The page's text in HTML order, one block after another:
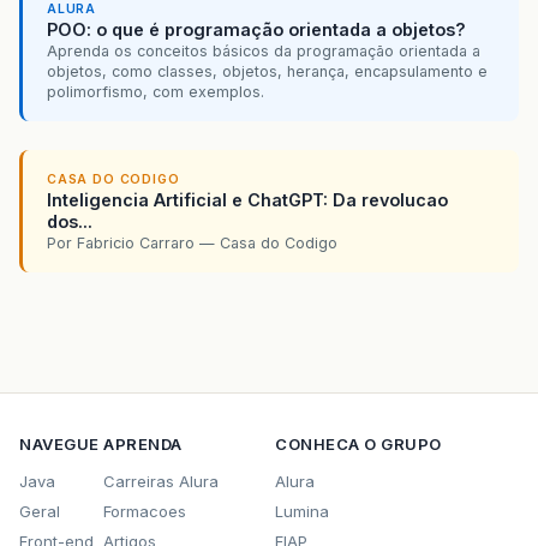
ALURA
POO: o que é programação orientada a objetos?
Aprenda os conceitos básicos da programação orientada a
objetos, como classes, objetos, herança, encapsulamento e
polimorfismo, com exemplos.
CASA DO CODIGO
Inteligencia Artificial e ChatGPT: Da revolucao
dos...
Por Fabricio Carraro — Casa do Codigo
NAVEGUE
Java
Geral
Front-end
APRENDA
Carreiras Alura
Formacoes
Artigos
CONHECA O GRUPO
Alura
Lumina
FIAP